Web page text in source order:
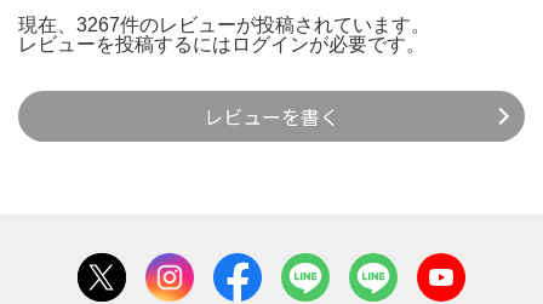
現在、3267件のレビューが投稿されています。
レビューを投稿するには ログインが必要です。
レビューを書く